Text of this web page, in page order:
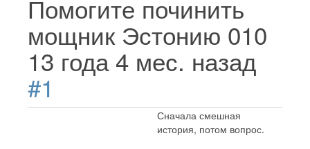
Помогите починить
мощник Эстонию 010
13 года 4 мес. назад
#1
Сначала смешная
история, потом вопрос.